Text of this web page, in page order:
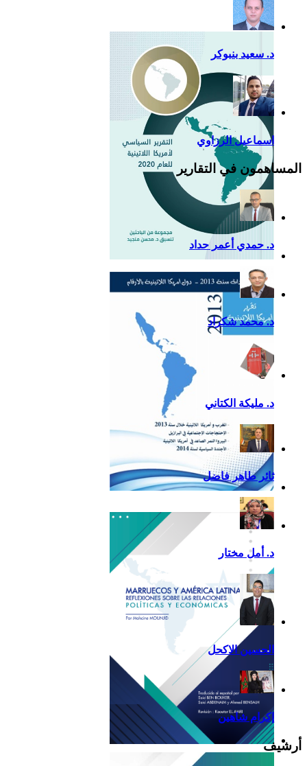
للصين في أمريكا اللاتينية
التقرير السياسي لأمريكا
اللاتينية للعام 2020
تقرير أمريكا اللاتينية لسنة
2013
Reflexiones
د. سعيد بنبوكر
اسماعيل الرزاوي
المساهمون في التقارير
د. حمدي أعمر حداد
د. محمد شكراد
د. مليكة الكتاني
ثائر طاهر فاضل
د. أمل مختار
الحسين الاكحل
إكرام شاهين
أرشيف